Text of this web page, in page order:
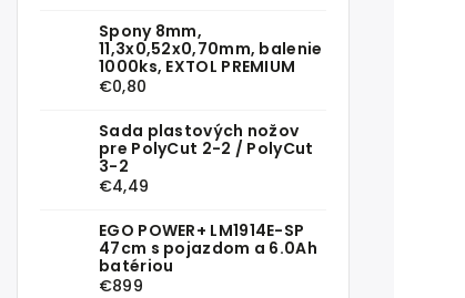
Spony 8mm,
11,3x0,52x0,70mm, balenie
1000ks, EXTOL PREMIUM
€0,80
Sada plastových nožov
pre PolyCut 2-2 / PolyCut
3-2
€4,49
EGO POWER+ LM1914E-SP
47cm s pojazdom a 6.0Ah
batériou
€899